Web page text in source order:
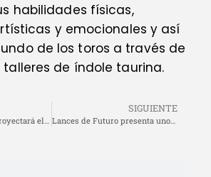
habilidades físicas,
y emocionales y así
de los toros a través de
de índole taurina.
Lances de Futuro proyectará el documental ‘Morarte. Historia de un encuentro’ en Granada
SIGUIENTE
Lances de Futuro presenta unos interesantes carteles para la Feria de Torrejón de Ardoz